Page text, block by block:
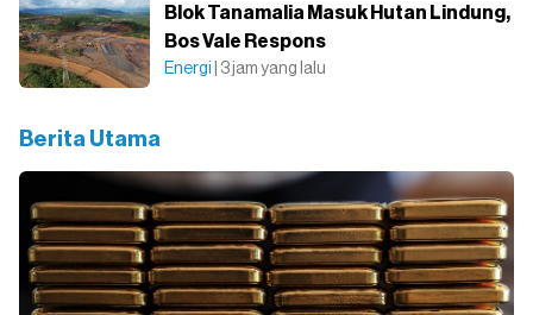
Blok Tanamalia Masuk Hutan Lindung,
Bos Vale Respons
Energi | 3 jam yang lalu
Berita Utama